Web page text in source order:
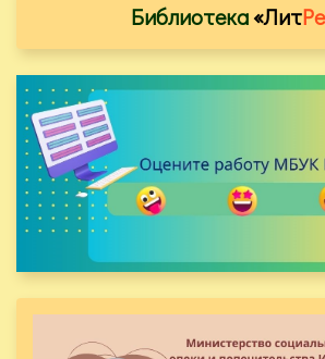
Библиотека«Лит